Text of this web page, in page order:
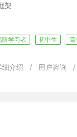
架
阶学习者 初中生 高
细介绍 / 用户咨询 /